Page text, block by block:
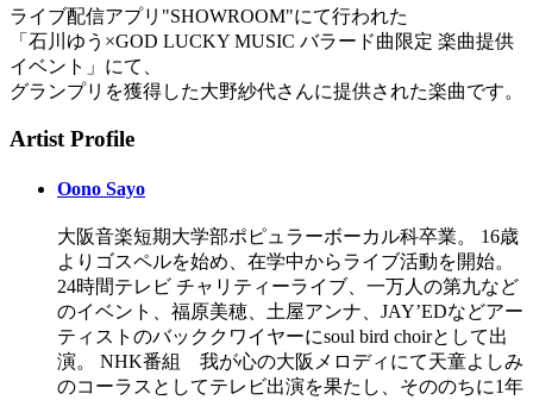
ライブ配信アプリ"SHOWROOM"にて行われた
「石川ゆう×GOD LUCKY MUSIC バラード曲限定 楽曲提供
イベント」にて、
グランプリを獲得した大野紗代さんに提供された楽曲です。
Artist Profile
Oono Sayo
大阪音楽短期大学部ポピュラーボーカル科卒業。 16歳
よりゴスペルを始め、在学中からライブ活動を開始。
24時間テレビ チャリティーライブ、一万人の第九など
のイベント、福原美穂、土屋アンナ、JAY’EDなどアー
ティストのバッククワイヤーにsoul bird choirとして出
演。 NHK番組 我が心の大阪メロディにて天童よしみ
のコーラスとしてテレビ出演を果たし、そののちに1年